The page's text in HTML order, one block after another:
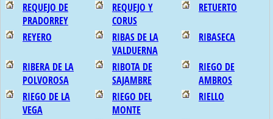
REQUEJO DE
PRADORREY
REQUEJO Y
CORUS
RETUERTO
REYERO
RIBAS DE LA
VALDUERNA
RIBASECA
RIBERA DE LA
POLVOROSA
RIBOTA DE
SAJAMBRE
RIEGO DE
AMBROS
RIEGO DE LA
VEGA
RIEGO DEL
MONTE
RIELLO